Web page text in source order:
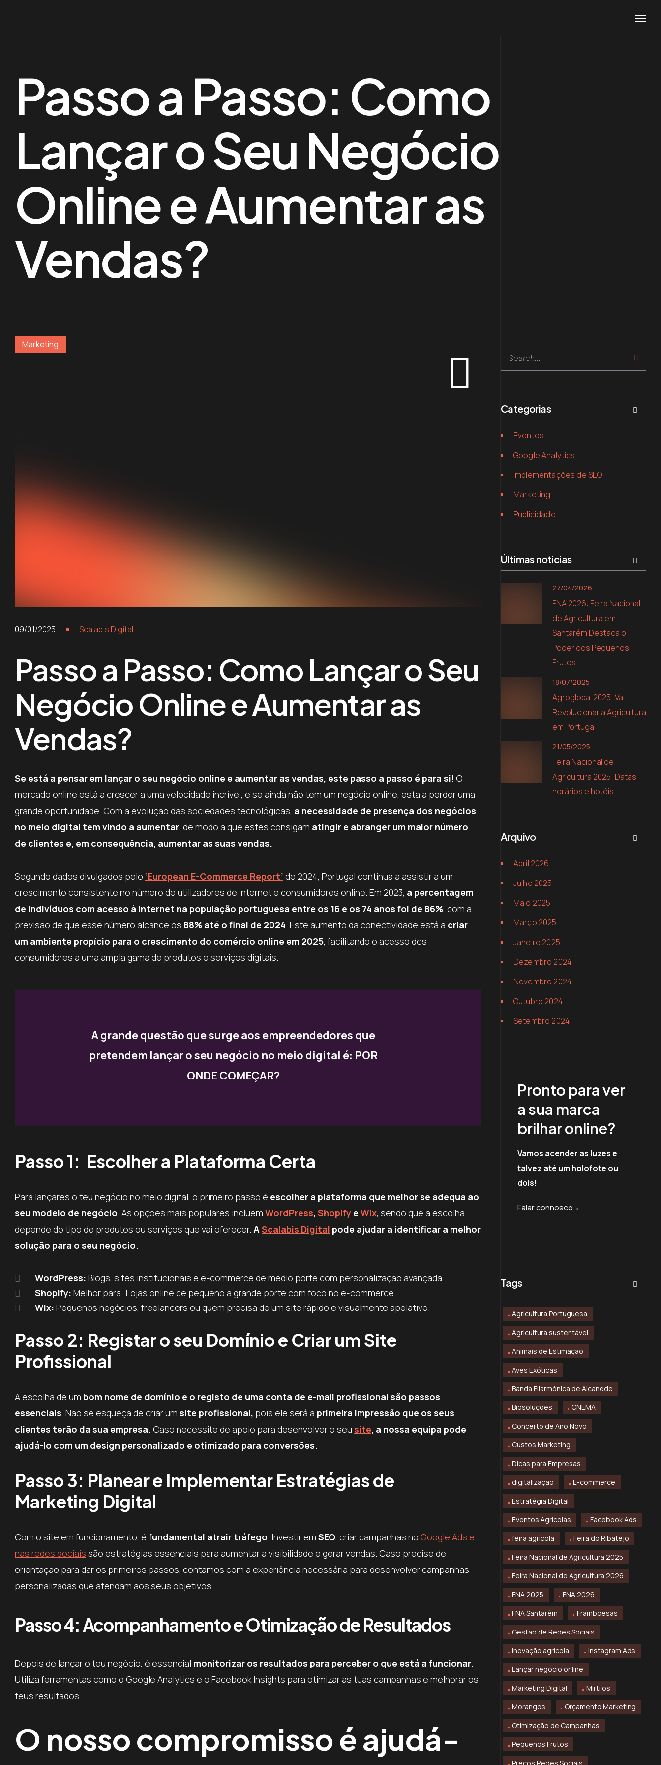
Passo a Passo: Como
Lançar o Seu Negócio
Online e Aumentar as
Vendas?
Marketing
09/01/2025 Scalabis Digital
Passo a Passo: Como Lançar o Seu
Negócio Online e Aumentar as
Vendas?
Se está a pensar em lançar o seu negócio online e aumentar as vendas, este passo a passo é para si! O
mercado online está a crescer a uma velocidade incrível, e se ainda não tem um negócio online, está a perder uma
grande oportunidade. Com a evolução das sociedades tecnológicas, a necessidade de presença dos negócios
no meio digital tem vindo a aumentar, de modo a que estes consigam atingir e abranger um maior número
de clientes e, em consequência, aumentar as suas vendas.
Segundo dados divulgados pelo ‘European E-Commerce Report’ de 2024, Portugal continua a assistir a um
crescimento consistente no número de utilizadores de internet e consumidores online. Em 2023, a percentagem
de indivíduos com acesso à internet na população portuguesa entre os 16 e os 74 anos foi de 86%, com a
previsão de que esse número alcance os 88% até o final de 2024. Este aumento da conectividade está a criar
um ambiente propício para o crescimento do comércio online em 2025, facilitando o acesso dos
consumidores a uma ampla gama de produtos e serviços digitais.
A grande questão que surge aos empreendedores que
pretendem lançar o seu negócio no meio digital é: POR
ONDE COMEÇAR?
Passo 1: Escolher a Plataforma Certa
Para lançares o teu negócio no meio digital, o primeiro passo é escolher a plataforma que melhor se adequa ao
seu modelo de negócio. As opções mais populares incluem WordPress, Shopify e Wix, sendo que a escolha
depende do tipo de produtos ou serviços que vai oferecer. AScalabis Digital pode ajudar a identificar a melhor
solução para o seu negócio.
WordPress: Blogs, sites institucionais e e-commerce de médio porte com personalização avançada.
Shopify: Melhor para: Lojas online de pequeno a grande porte com foco no e-commerce.
Wix: Pequenos negócios, freelancers ou quem precisa de um site rápido e visualmente apelativo.
Passo 2: Registar o seu Domínio e Criar um Site
Profissional
A escolha de um bom nome de domínio e o registo de uma conta de e-mail profissional são passos
essenciais . Não se esqueça de criar um site profissional, pois ele será a primeira impressão que os seus
clientes terão da sua empresa. Caso necessite de apoio para desenvolver o seu site, a nossa equipa pode
ajudá-lo com um design personalizado e otimizado para conversões.
Passo 3: Planear e Implementar Estratégias de
Marketing Digital
Com o site em funcionamento, é fundamental atrair tráfego. Investir em SEO, criar campanhas no Google Ads e
nas redes sociais são estratégias essenciais para aumentar a visibilidade e gerar vendas. Caso precise de
orientação para dar os primeiros passos, contamos com a experiência necessária para desenvolver campanhas
personalizadas que atendam aos seus objetivos.
Passo 4: Acompanhamento e Otimização de Resultados
Depois de lançar o teu negócio, é essencial monitorizar os resultados para perceber o que está a funcionar
Utiliza ferramentas como o Google Analytics e o Facebook Insights para otimizar as tuas campanhas e melhorar os
teus resultados.
O nosso compromisso é ajudá-
Search
Categorias
Eventos
Google Analytics
Implementações de SEO
Marketing
Publicidade
Últimas noticias
FNA 2026: Feira Nacional
de Agricultura em
Santarém Destaca o
Poder dos Pequenos
Frutos
27/04/2026
Agroglobal 2025: Vai
Revolucionar a Agricultura
em Portugal
18/07/2025
Feira Nacional de
Agricultura 2025: Datas,
horários e hotéis
21/05/2025
Arquivo
Abril 2026
Julho 2025
Maio 2025
Março 2025
Janeiro 2025
Dezembro 2024
Novembro 2024
Outubro 2024
Setembro 2024
Pronto para ver
a sua marca
brilhar online?
Vamos acender as luzes e
talvez até um holofote ou
dois!
Falar connosco
Tags
Agricultura Portuguesa
Agricultura sustentável
Animais de Estimação
Aves Exóticas
Banda Filarmónica de Alcanede
Biosoluções
CNEMA
Concerto de Ano Novo
Custos Marketing
Dicas para Empresas
digitalização
E-commerce
Estratégia Digital
Eventos Agrícolas
Facebook Ads
feira agrícola
Feira do Ribatejo
Feira Nacional de Agricultura 2025
Feira Nacional de Agricultura 2026
FNA 2025
FNA 2026
FNA Santarém
Framboesas
Gestão de Redes Sociais
Inovação agrícola
Instagram Ads
Lançar negócio online
Marketing Digital
Mirtilos
Morangos
Orçamento Marketing
Otimização de Campanhas
Pequenos Frutos
Preços Redes Sociais